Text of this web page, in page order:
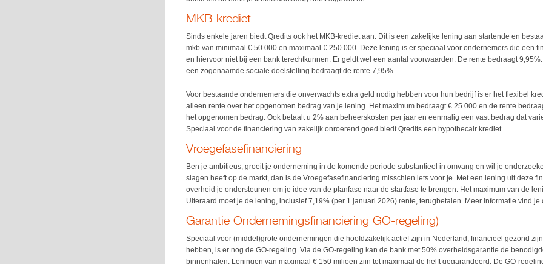
MKB-krediet
Sinds enkele jaren biedt Qredits ook het MKB-krediet aan. Dit is een zakelijke lening aan startende en
mkb van minimaal € 50.000 en maximaal € 250.000. Deze lening is er speciaal voor ondernemers die een
en hiervoor niet bij een bank terechtkunnen. Er geldt wel een aantal voorwaarden. De rente bedraagt
een zogenaamde sociale doelstelling bedraagt de rente 7,95%.
Voor bestaande ondernemers die onverwachts extra geld nodig hebben voor hun bedrijf is er het flexibel
alleen rente over het opgenomen bedrag van je lening. Het maximum bedraagt € 25.000 en de rente
het opgenomen bedrag. Ook betaalt u 2% aan beheerskosten per jaar en eenmalig een vast bedrag dat
Speciaal voor de financiering van zakelijk onroerend goed biedt Qredits een hypothecair krediet.
Vroegefasefinanciering
Ben je ambitieus, groeit je onderneming in de komende periode substantieel in omvang en wil je
slagen heeft op de markt, dan is de Vroegefasefinanciering misschien iets voor je. Met een lening uit deze
overheid je ondersteunen om je idee van de planfase naar de startfase te brengen. Het maximum van de
Uiteraard moet je de lening, inclusief 7,19% (per 1 januari 2026) rente, terugbetalen. Meer informatie vind je
Garantie Ondernemingsfinanciering GO-regeling)
Speciaal voor (middel)grote ondernemingen die hoofdzakelijk actief zijn in Nederland, financieel gezond
hebben, is er nog de GO-regeling. Via de GO-regeling kan de bank met 50% overheidsgarantie de
binnenhalen. Leningen van maximaal € 150 miljoen zijn tot maximaal de helft gegarandeerd. De GO-